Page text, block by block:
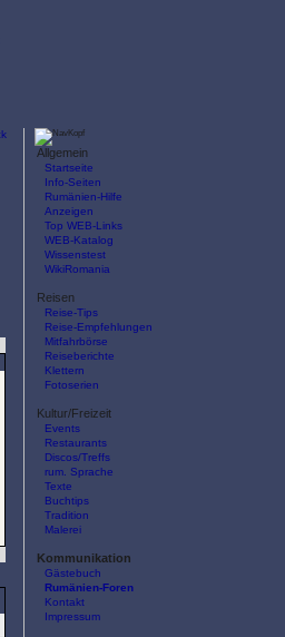
Allgemein
Startseite
Info-Seiten
Rumänien-Hilfe
Anzeigen
Top WEB-Links
WEB-Katalog
Wissenstest
WikiRomania
Reisen
Reise-Tips
Reise-Empfehlungen
Mitfahrbörse
Reiseberichte
Klettern
Fotoserien
Kultur/Freizeit
Events
Restaurants
Discos/Treffs
rum. Sprache
Texte
Buchtips
Tradition
Malerei
Kommunikation
Gästebuch
Rumänien-Foren
Kontakt
Impressum